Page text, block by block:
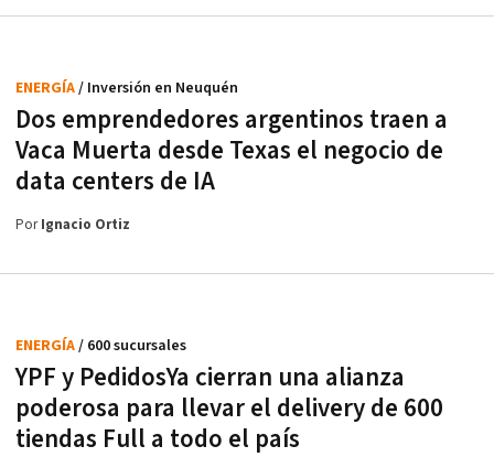
Dos emprendedores argentinos traen a
Vaca Muerta desde Texas el negocio de
data centers de IA
ENERGÍA/ Inversión en Neuquén
PorIgnacio Ortiz
YPF y PedidosYa cierran una alianza
poderosa para llevar el delivery de 600
tiendas Full a todo el país
ENERGÍA/ 600 sucursales